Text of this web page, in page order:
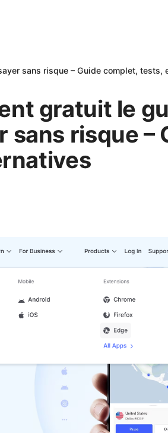
sans risque – Guide complet, tests,
gratuit le
risque –